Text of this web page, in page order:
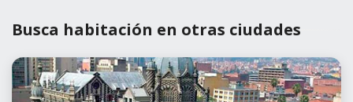
Busca habitación en otras ciudades